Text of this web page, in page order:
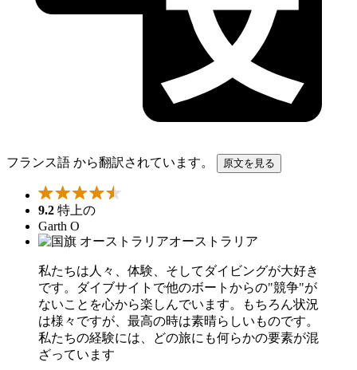
フランス語 から翻訳されています。 原文を見る
9.2 特上の
Garth O
オーストラリア
私たちは人々、体験、そしてダイビングが大好き
です。ダイブサイトで他のボートからの"競争"が
ないことを心から楽しんでいます。もちろん状況
は様々ですが、最高の時は素晴らしいものです。
私たちの経験には、どの旅にも何らかの要素が混
ざっています